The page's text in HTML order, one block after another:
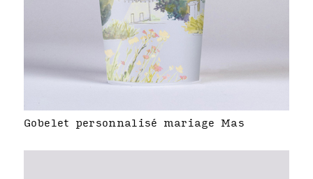
Gobelet personnalisé mariage Mas